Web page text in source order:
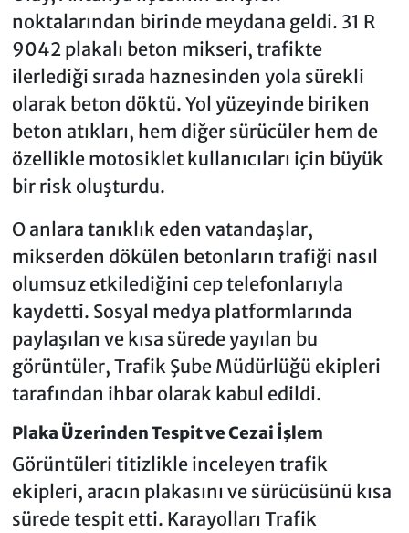
noktalarından birinde meydana geldi. 31 R
9042 plakalı beton mikseri, trafikte
ilerlediği sırada haznesinden yola sürekli
olarak beton döktü. Yol yüzeyinde biriken
beton atıkları, hem diğer sürücüler hem de
özellikle motosiklet kullanıcıları için büyük
bir risk oluşturdu.
O anlara tanıklık eden vatandaşlar,
mikserden dökülen betonların trafiği nasıl
olumsuz etkilediğini cep telefonlarıyla
kaydetti. Sosyal medya platformlarında
paylaşılan ve kısa sürede yayılan bu
görüntüler, Trafik Şube Müdürlüğü ekipleri
tarafından ihbar olarak kabul edildi.
Plaka Üzerinden Tespit ve Cezai İşlem
Görüntüleri titizlikle inceleyen trafik
ekipleri, aracın plakasını ve sürücüsünü kısa
sürede tespit etti. Karayolları Trafik